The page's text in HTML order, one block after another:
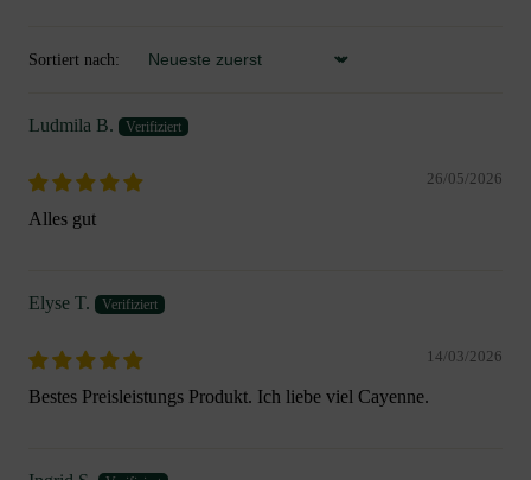
Sortiert nach: Sort by
Ludmila B.
26/05/2026
Alles gut
Elyse T.
14/03/2026
Bestes Preisleistungs Produkt. Ich liebe viel Cayenne.